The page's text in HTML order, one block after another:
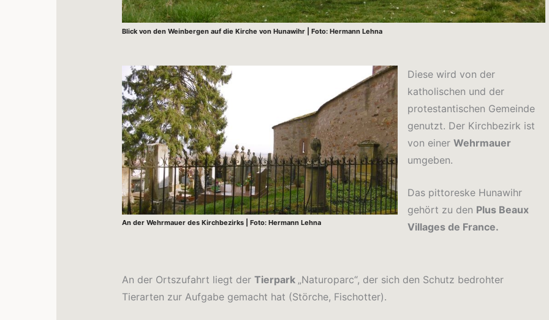
Blick von den Weinbergen auf die Kirche von Hunawihr | Foto: Hermann Lehna
An der Wehrmauer des Kirchbezirks | Foto: Hermann Lehna
Diese wird von der
katholischen und der
protestantischen Gemeinde
genutzt. Der Kirchbezirk ist
von einer Wehrmauer
umgeben.
Das pittoreske Hunawihr
gehört zu den Plus Beaux
Villages de France.
An der Ortszufahrt liegt der Tierpark „Naturoparc“, der sich den Schutz bedrohter
Tierarten zur Aufgabe gemacht hat (Störche, Fischotter).